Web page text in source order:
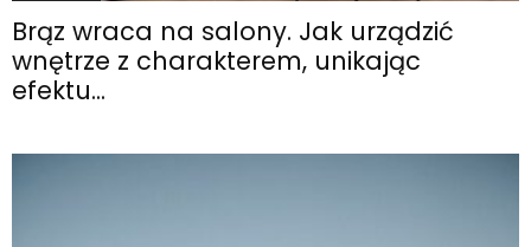
Brąz wraca na salony. Jak urządzić
wnętrze z charakterem, unikając
efektu...